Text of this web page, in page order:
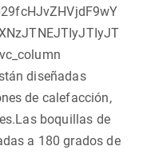
diseñadas
de calefacción,
boquillas de
a 180 grados de